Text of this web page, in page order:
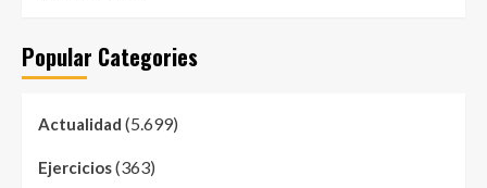
Popular Categories
Actualidad (5.699)
Ejercicios(363)